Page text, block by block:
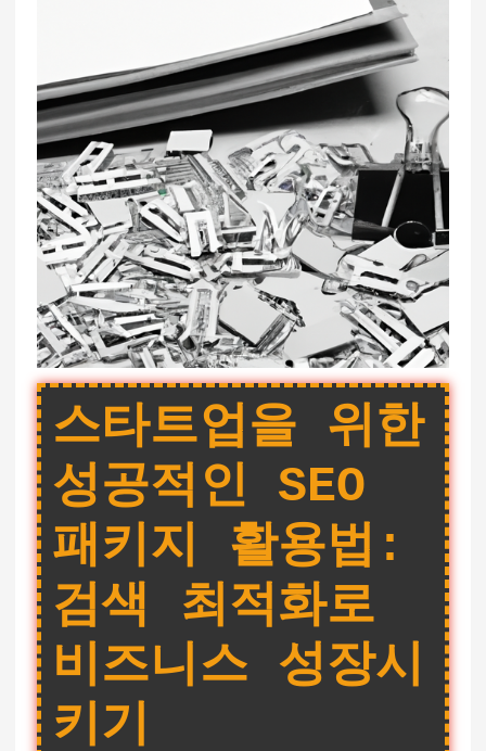
스타트업을 위한
성공적인 SEO
패키지 활용법:
검색 최적화로
비즈니스 성장시
키기